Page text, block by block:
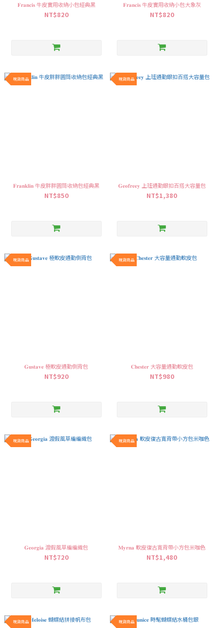
𝐅𝐫𝐚𝐧𝐜𝐢𝐬 牛皮實用收納小包經典黑
NT$820
𝐅𝐫𝐚𝐧𝐜𝐢𝐬 牛皮實用收納小包大象灰
NT$820
現貨商品
𝐅𝐫𝐚𝐧𝐤𝐥𝐢𝐧 牛皮胖胖圓筒收納包經典黑
NT$850
現貨商品
𝐆𝐞𝐨𝐟𝐫𝐞𝐞𝐲 上班通勤銀扣百搭大容量包
NT$1,380
現貨商品
𝐆𝐮𝐬𝐭𝐚𝐯𝐞 極軟皮通勤側背包
NT$920
現貨商品
𝐂𝐡𝐞𝐬𝐭𝐞𝐫 大容量通勤軟皮包
NT$980
現貨商品
𝐆𝐞𝐨𝐫𝐠𝐢𝐚 渡假風草編編織包
NT$720
現貨商品
𝐌𝐲𝐫𝐧𝐚 軟皮復古寬背帶小方包米咖色
NT$1,480
現貨商品 現貨商品